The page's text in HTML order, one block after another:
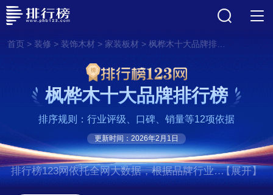
首页> 装修 > 装饰木材> 家装板材> 枫桦木十大品牌排行榜
枫桦木十大品牌排行榜
排序规则：行业评级、口碑、销量等12项依据
更新时间：2026年2月1日
排行榜123网依托全网大数据，根据品牌行业评
级、口碑、销量等12项指标依据，评选出了枫
【展开】